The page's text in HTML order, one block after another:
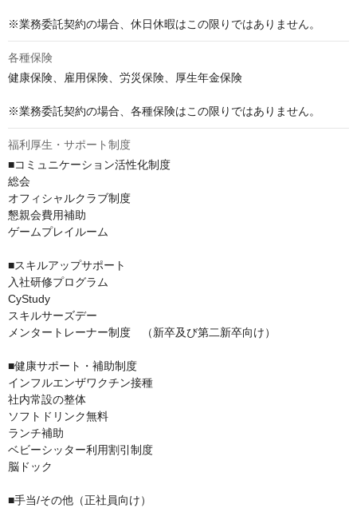
※業務委託契約の場合、休日休暇はこの限りではありません。
各種保険
健康保険、雇用保険、労災保険、厚生年金保険
※業務委託契約の場合、各種保険はこの限りではありません。
福利厚生・サポート制度
■コミュニケーション活性化制度
総会
オフィシャルクラブ制度
懇親会費用補助
ゲームプレイルーム
■スキルアップサポート
入社研修プログラム
CyStudy
スキルサーズデー
メンタートレーナー制度　（新卒及び第二新卒向け）
■健康サポート・補助制度
インフルエンザワクチン接種
社内常設の整体
ソフトドリンク無料
ランチ補助
ベビーシッター利用割引制度
脳ドック
■手当/その他（正社員向け）